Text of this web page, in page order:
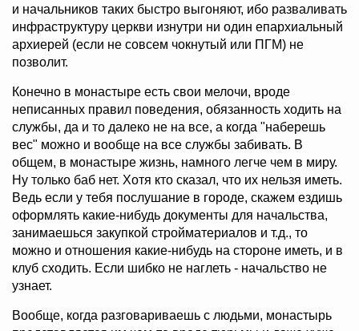
и начальников таких быстро выгоняют, ибо разваливать
инфраструктуру церкви изнутри ни один епархиальный
архиерей (если не совсем чокнутый или ПГМ) не
позволит.
Конечно в монастыре есть свои мелочи, вроде
неписанных правил поведения, обязанность ходить на
службы, да и то далеко не на все, а когда "наберешь
вес" можно и вообще на все службы забивать. В
общем, в монастыре жизнь, намного легче чем в миру.
Ну только баб нет. Хотя кто сказал, что их нельзя иметь.
Ведь если у тебя послушание в городе, скажем ездишь
оформлять какие-нибудь документы для начальства,
занимаешься закупкой стройматериалов и т.д., то
можно и отношения какие-нибудь на стороне иметь, и в
клуб сходить. Если шибко не наглеть - начальство не
узнает.
Вообще, когда разговариваешь с людьми, монастырь